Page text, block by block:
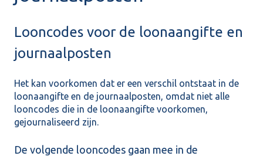
Looncodes voor de loonaangifte en
journaalposten
Het kan voorkomen dat er een verschil ontstaat in de
loonaangifte en de journaalposten, omdat niet alle
looncodes die in de loonaangifte voorkomen,
gejournaliseerd zijn.
De volgende looncodes gaan mee in de